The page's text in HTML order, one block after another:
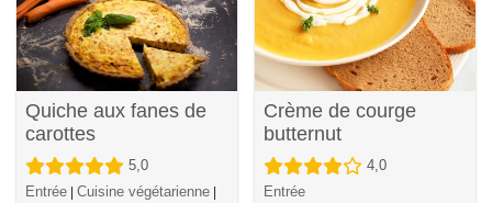
Quiche aux fanes de
carottes
5,0
Entrée Cuisine végétarienne
Crème de courge
butternut
4,0
Entrée